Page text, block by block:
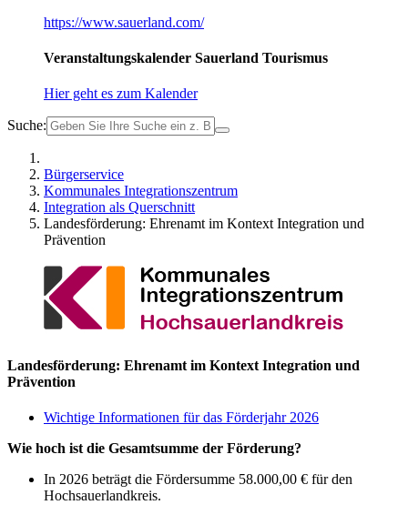
https://www.sauerland.com/
Veranstaltungskalender Sauerland Tourismus
Hier geht es zum Kalender
Suche:
Bürgerservice
Kommunales Integrationszentrum
Integration als Querschnitt
Landesförderung: Ehrenamt im Kontext Integration und
Prävention
Landesförderung: Ehrenamt im Kontext Integration und
Prävention
Wichtige Informationen für das Förderjahr 2026
Wie hoch ist die Gesamtsumme der Förderung?
In 2026 beträgt die Fördersumme 58.000,00 € für den
Hochsauerlandkreis.